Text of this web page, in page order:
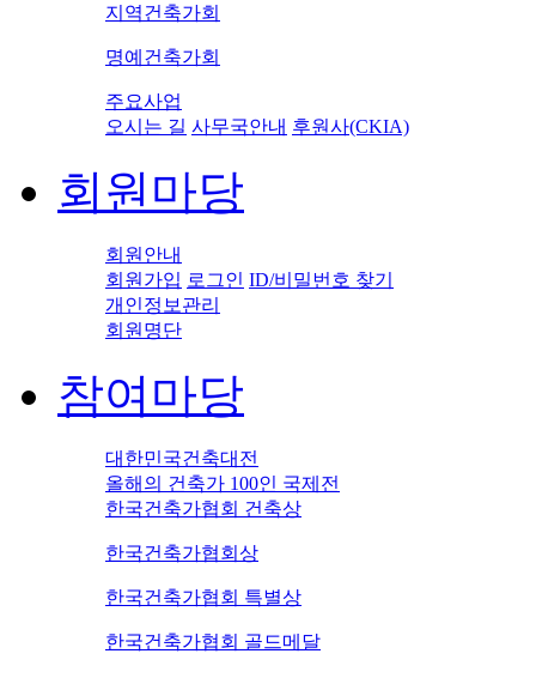
지역건축가회
명예건축가회
주요사업
오시는 길 사무국안내 후원사(CKIA)
회원마당
회원안내
회원가입 로그인 ID/비밀번호 찾기
개인정보관리
회원명단
참여마당
대한민국건축대전
올해의 건축가 100인 국제전
한국건축가협회 건축상
한국건축가협회상
한국건축가협회 특별상
한국건축가협회 골드메달